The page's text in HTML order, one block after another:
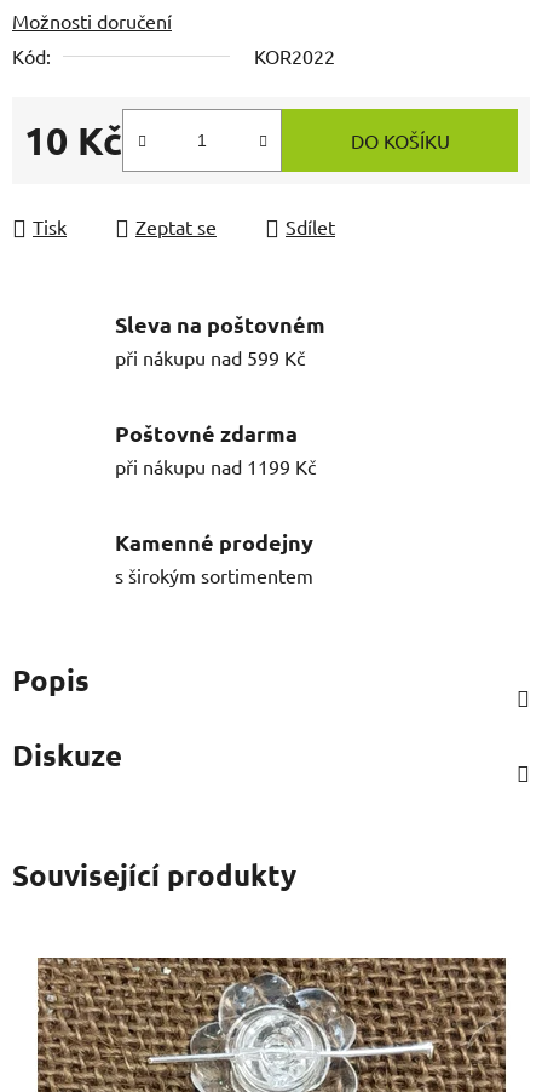
Možnosti doručení
Kód:
KOR2022
10 Kč
Měrná cena:
DO KOŠÍKU
Tisk Zeptat se Sdílet
Sleva na poštovném
při nákupu nad 599 Kč
Poštovné zdarma
při nákupu nad 1199 Kč
Kamenné prodejny
s širokým sortimentem
Popis
Diskuze
Související produkty